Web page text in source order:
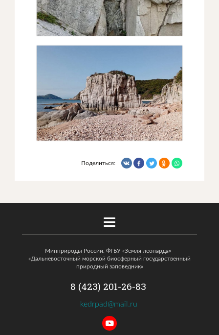
Поделиться:
Минприроды России. ФГБУ «Земля леопарда» -
«Дальневосточный морской биосферный государственный
природный заповедник»
8 (423) 201-26-83
kedrpad@mail.ru